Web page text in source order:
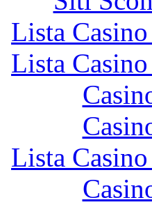
Lista
Lista
Lista